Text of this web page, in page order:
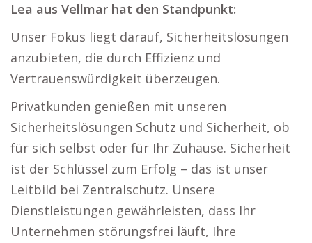
Lea aus Vellmar hat den Standpunkt:
Unser Fokus liegt darauf, Sicherheitslösungen
anzubieten, die durch Effizienz und
Vertrauenswürdigkeit überzeugen.
Privatkunden genießen mit unseren
Sicherheitslösungen Schutz und Sicherheit, ob
für sich selbst oder für Ihr Zuhause. Sicherheit
ist der Schlüssel zum Erfolg – das ist unser
Leitbild bei Zentralschutz. Unsere
Dienstleistungen gewährleisten, dass Ihr
Unternehmen störungsfrei läuft, Ihre